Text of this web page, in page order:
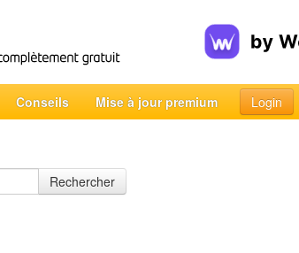
Conseils Mise à jour premium Login
Rechercher